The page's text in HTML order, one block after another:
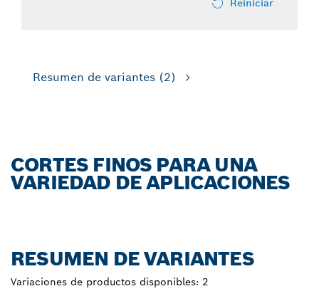
Reiniciar
Resumen de variantes (2)
CORTES FINOS PARA UNA
VARIEDAD DE APLICACIONES
RESUMEN DE VARIANTES
Variaciones de productos disponibles: 2